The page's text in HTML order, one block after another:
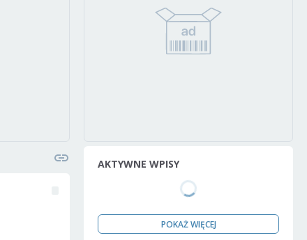
AKTYWNE WPISY
POKAŻ WIĘCEJ